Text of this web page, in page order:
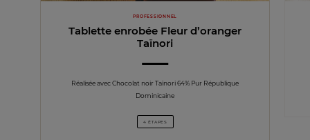
PROFESSIONNEL
Tablette enrobée Fleur d’oranger
Taïnori
Réalisée avec Chocolat noir Taïnori 64% Pur République
Dominicaine
4 ÉTAPES